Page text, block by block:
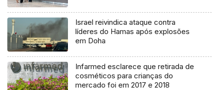
Israel reivindica ataque contra
líderes do Hamas após explosões
em Doha
Infarmed esclarece que retirada de
cosméticos para crianças do
mercado foi em 2017 e 2018